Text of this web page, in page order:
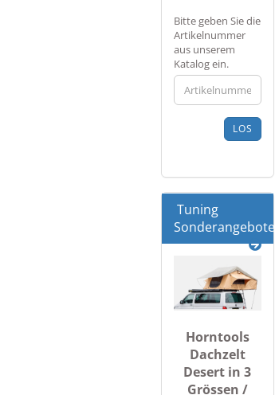
BITTE
GEBEN
SIE
DIE
ARTIKELNUMMER
AUS
UNSEREM
Bitte geben Sie die
Artikelnummer
aus unserem
Katalog ein.
LOS
Tuning
Sonderangebote
Horntools
Dachzelt
Desert in 3
Grössen /